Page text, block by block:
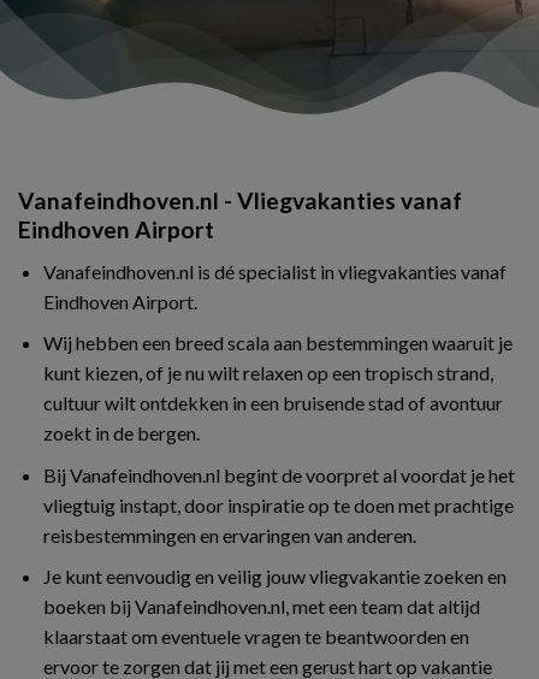
Vanafeindhoven.nl - Vliegvakanties vanaf
Eindhoven Airport
Vanafeindhoven.nl is dé specialist in vliegvakanties vanaf
Eindhoven Airport.
Wij hebben een breed scala aan bestemmingen waaruit je
kunt kiezen, of je nu wilt relaxen op een tropisch strand,
cultuur wilt ontdekken in een bruisende stad of avontuur
zoekt in de bergen.
Bij Vanafeindhoven.nl begint de voorpret al voordat je het
vliegtuig instapt, door inspiratie op te doen met prachtige
reisbestemmingen en ervaringen van anderen.
Je kunt eenvoudig en veilig jouw vliegvakantie zoeken en
boeken bij Vanafeindhoven.nl, met een team dat altijd
klaarstaat om eventuele vragen te beantwoorden en
ervoor te zorgen dat jij met een gerust hart op vakantie